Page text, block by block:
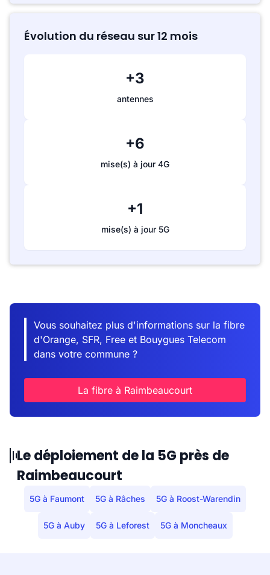
Évolution du réseau sur 12 mois
+3
antennes
+6
mise(s) à jour 4G
+1
mise(s) à jour 5G
Vous souhaitez plus d'informations sur la fibre
d'Orange, SFR, Free et Bouygues Telecom
dans votre commune ?
La fibre à Raimbeaucourt
Le déploiement de la 5G près de
Raimbeaucourt
5G à Faumont 5G à Râches 5G à Roost-Warendin
5G à Auby 5G à Leforest 5G à Moncheaux